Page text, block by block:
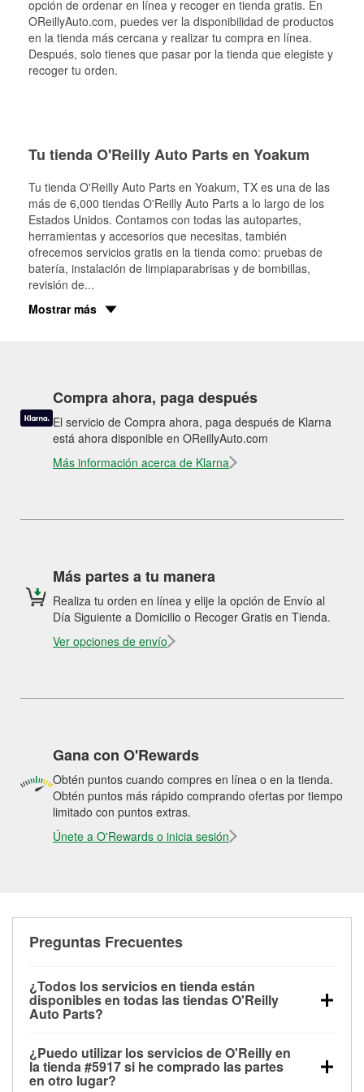
opción de ordenar en línea y recoger en tienda gratis. En
OReillyAuto.com, puedes ver la disponibilidad de productos
en la tienda más cercana y realizar tu compra en línea.
Después, solo tienes que pasar por la tienda que elegiste y
recoger tu orden.
Tu tienda O'Reilly Auto Parts en Yoakum
Tu tienda O'Reilly Auto Parts en Yoakum, TX es una de las
más de 6,000 tiendas O'Reilly Auto Parts a lo largo de los
Estados Unidos. Contamos con todas las autopartes,
herramientas y accesorios que necesitas, también
ofrecemos servicios gratis en la tienda como: pruebas de
batería, instalación de limpiaparabrisas y de bombillas,
revisión de...
Mostrar más
Compra ahora, paga después
El servicio de Compra ahora, paga después de Klarna
está ahora disponible en OReillyAuto.com
Más información acerca de Klarna
Más partes a tu manera
Realiza tu orden en línea y elije la opción de Envío al
Día Siguiente a Domicilio o Recoger Gratis en Tienda.
Ver opciones de envío
Gana con O'Rewards
Obtén puntos cuando compres en línea o en la tienda.
Obtén puntos más rápido comprando ofertas por tiempo
limitado con puntos extras.
Únete a O'Rewards o inicia sesión
Preguntas Frecuentes
¿Todos los servicios en tienda están
disponibles en todas las tiendas O'Reilly
Auto Parts?
las pruebas de batería, pruebas de alternador y
motor de arranque, revisión de la luz “Check Engine”
¿Puedo utilizar los servicios de O'Reilly en
la tienda #5917 si he comprado las partes
en otro lugar?